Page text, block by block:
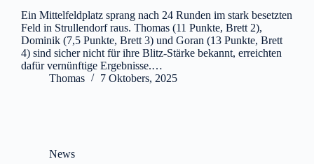
Ein Mittelfeldplatz sprang nach 24 Runden im stark besetzten
Feld in Strullendorf raus. Thomas (11 Punkte, Brett 2),
Dominik (7,5 Punkte, Brett 3) und Goran (13 Punkte, Brett
4) sind sicher nicht für ihre Blitz-Stärke bekannt, erreichten
dafür vernünftige Ergebnisse.…
Thomas
7 Oktobers, 2025
News